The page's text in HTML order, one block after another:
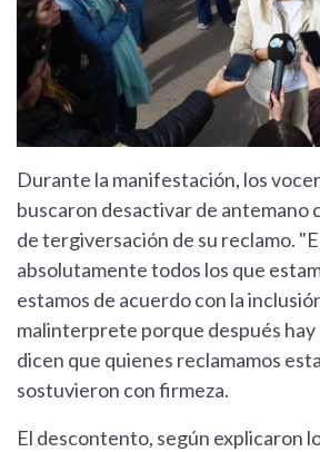
Durante la manifestación, los
buscaron desactivar de antemano
de tergiversación de su reclamo.
absolutamente todos los que
estamos de acuerdo con la
malinterprete porque después hay
dicen que quienes reclamamos
sostuvieron con firmeza.
El descontento, según explicaron